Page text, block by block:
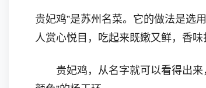
贵妃鸡”是苏州名菜。它的做法是选
人赏心悦目，吃起来既嫩又鲜，香味
贵妃鸡，从名字就可以看得出来